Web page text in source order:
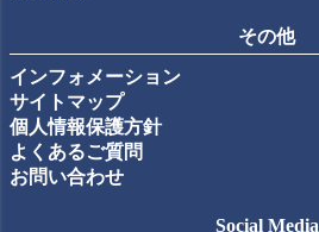
その他
インフォメーション
サイトマップ
個人情報保護方針
よくあるご質問
お問い合わせ
Social Media